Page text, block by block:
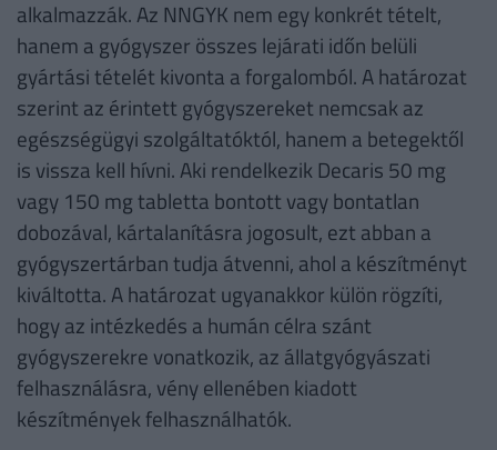
alkalmazzák. Az NNGYK nem egy konkrét tételt,
hanem a gyógyszer összes lejárati időn belüli
gyártási tételét kivonta a forgalomból. A határozat
szerint az érintett gyógyszereket nemcsak az
egészségügyi szolgáltatóktól, hanem a betegektől
is vissza kell hívni. Aki rendelkezik Decaris 50 mg
vagy 150 mg tabletta bontott vagy bontatlan
dobozával, kártalanításra jogosult, ezt abban a
gyógyszertárban tudja átvenni, ahol a készítményt
kiváltotta. A határozat ugyanakkor külön rögzíti,
hogy az intézkedés a humán célra szánt
gyógyszerekre vonatkozik, az állatgyógyászati
felhasználásra, vény ellenében kiadott
készítmények felhasználhatók.